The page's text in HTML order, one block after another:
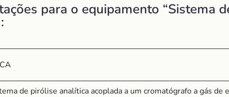
para o equipamento “Sistema
de pirólise analítica acoplada a um cromatógrafo a gás de